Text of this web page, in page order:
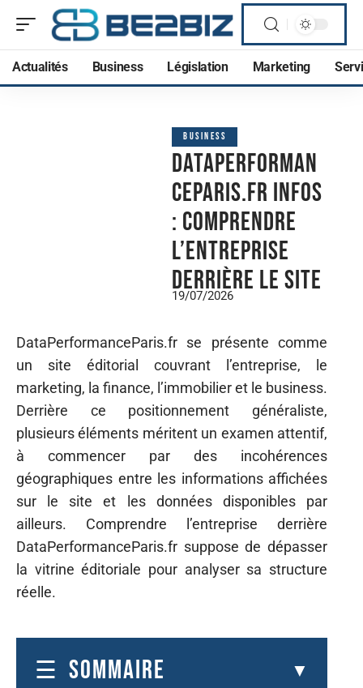
Actualités Business Législation Marketing
BUSINESS
DataPerforman
ceParis.fr Infos
: comprendre
l’entreprise
derrière le site
19/07/2026
DataPerformanceParis.fr se présente comme
un site éditorial couvrant l’entreprise, le
marketing, la finance, l’immobilier et le business.
Derrière ce positionnement généraliste,
plusieurs éléments méritent un examen attentif,
à commencer par des incohérences
géographiques entre les informations affichées
sur le site et les données disponibles par
ailleurs. Comprendre l’entreprise derrière
DataPerformanceParis.fr suppose de dépasser
la vitrine éditoriale pour analyser sa structure
réelle.
SOMMAIRE